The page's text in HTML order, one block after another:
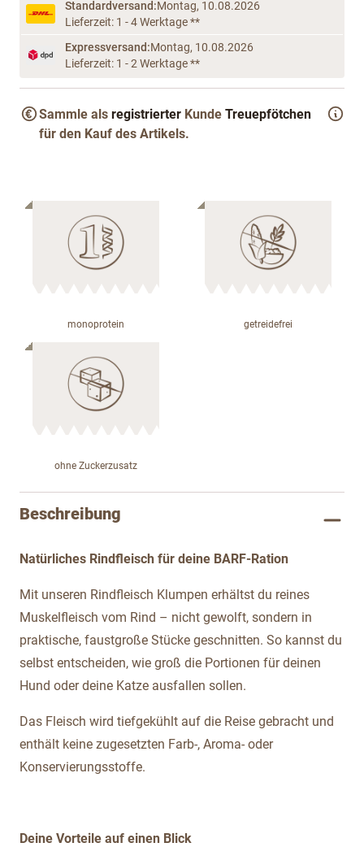
Standardversand:Montag, 10.08.2026
Lieferzeit: 1 - 4 Werktage **
Expressversand:Montag, 10.08.2026
Lieferzeit: 1 - 2 Werktage **
Sammle als registrierterKunde Treuepfötchen
für den Kauf des Artikels.
monoprotein getreidefrei
ohne Zuckerzusatz
Beschreibung
Natürliches Rindfleisch für deine BARF-Ration
Mit unseren Rindfleisch Klumpen erhältst du reines
Muskelfleisch vom Rind – nicht gewolft, sondern in
praktische, faustgroße Stücke geschnitten. So kannst du
selbst entscheiden, wie groß die Portionen für deinen
Hund oder deine Katze ausfallen sollen.
Das Fleisch wird tiefgekühlt auf die Reise gebracht und
enthält keine zugesetzten Farb-, Aroma- oder
Konservierungsstoffe.
Deine Vorteile auf einen Blick